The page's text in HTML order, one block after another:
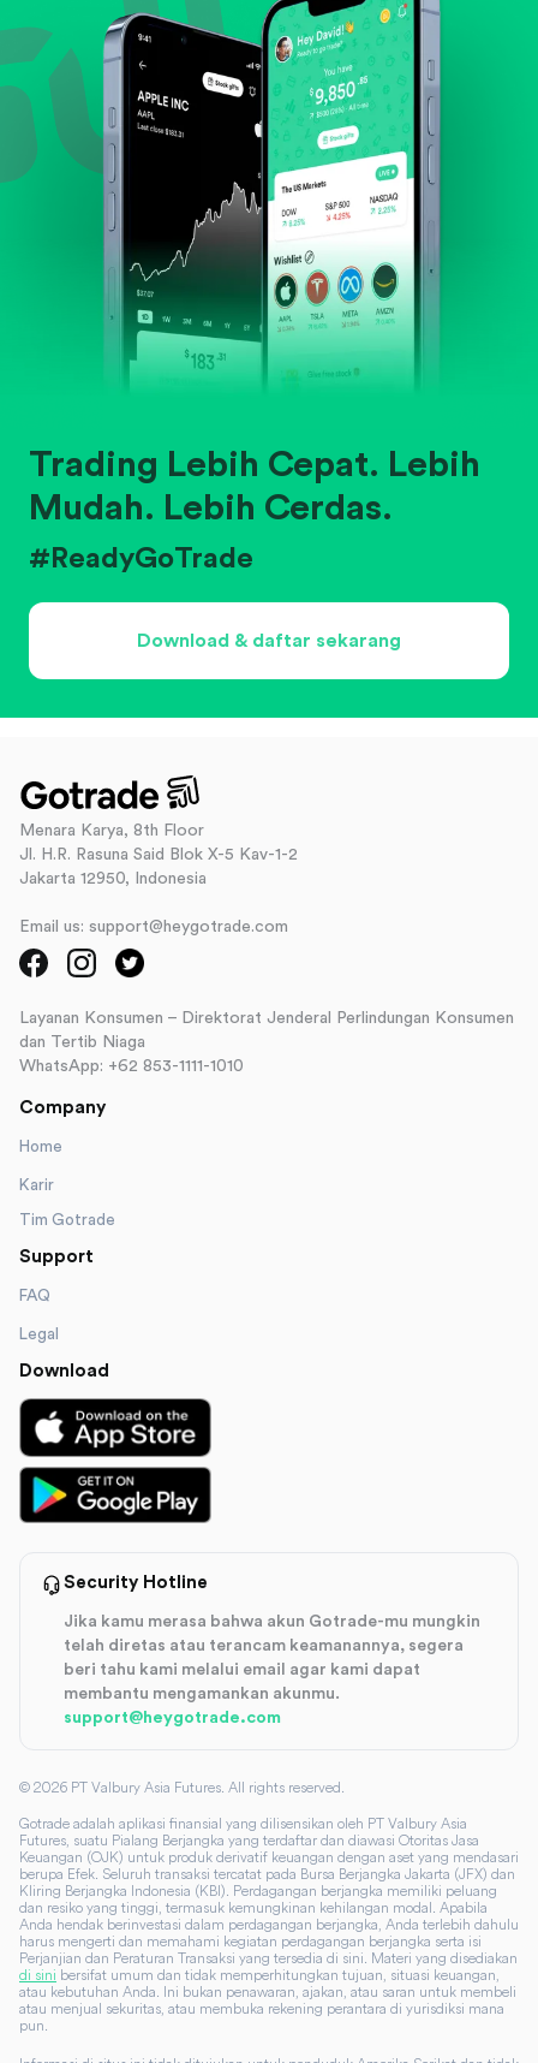
Trading Lebih Cepat. Lebih
Mudah. Lebih Cerdas.
#ReadyGoTrade
Download & daftar sekarang
Menara Karya, 8th Floor
Jl. H.R. Rasuna Said Blok X-5 Kav-1-2
Jakarta 12950, Indonesia
Email us: support@heygotrade.com
Layanan Konsumen – Direktorat Jenderal Perlindungan Konsumen
dan Tertib Niaga
WhatsApp: +62 853-1111-1010
Company
Home
Karir
Tim Gotrade
Support
FAQ
Legal
Download
Security Hotline
Jika kamu merasa bahwa akun Gotrade-mu mungkin
telah diretas atau terancam keamanannya, segera
beri tahu kami melalui email agar kami dapat
membantu mengamankan akunmu.
support@heygotrade.com
© 2026 PT Valbury Asia Futures. All rights reserved.
Gotrade adalah aplikasi finansial yang dilisensikan oleh PT Valbury Asia
Futures, suatu Pialang Berjangka yang terdaftar dan diawasi Otoritas Jasa
Keuangan (OJK) untuk produk derivatif keuangan dengan aset yang mendasari
berupa Efek. Seluruh transaksi tercatat pada Bursa Berjangka Jakarta (JFX) dan
Kliring Berjangka Indonesia (KBI). Perdagangan berjangka memiliki peluang
dan resiko yang tinggi, termasuk kemungkinan kehilangan modal. Apabila
Anda hendak berinvestasi dalam perdagangan berjangka, Anda terlebih dahulu
harus mengerti dan memahami kegiatan perdagangan berjangka serta isi
Perjanjian dan Peraturan Transaksi yang tersedia di sini. Materi yang disediakan
di sini bersifat umum dan tidak memperhitungkan tujuan, situasi keuangan,
atau kebutuhan Anda. Ini bukan penawaran, ajakan, atau saran untuk membeli
atau menjual sekuritas, atau membuka rekening perantara di yurisdiksi mana
pun.